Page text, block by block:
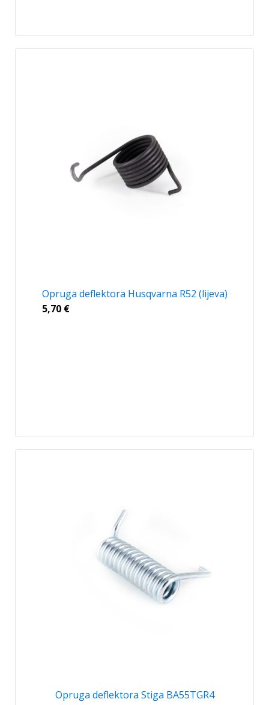
Opruga deflektora Husqvarna R52 (lijeva)
5,70 €
Opruga deflektora Stiga BA55TGR4